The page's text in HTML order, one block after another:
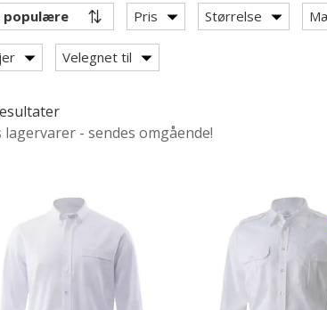
kortærmede skjorter
3/4 ærmede skjorter
langærmede skjorter
Pris Størrelse
Velegnet til
lagervarer - sendes omgående!